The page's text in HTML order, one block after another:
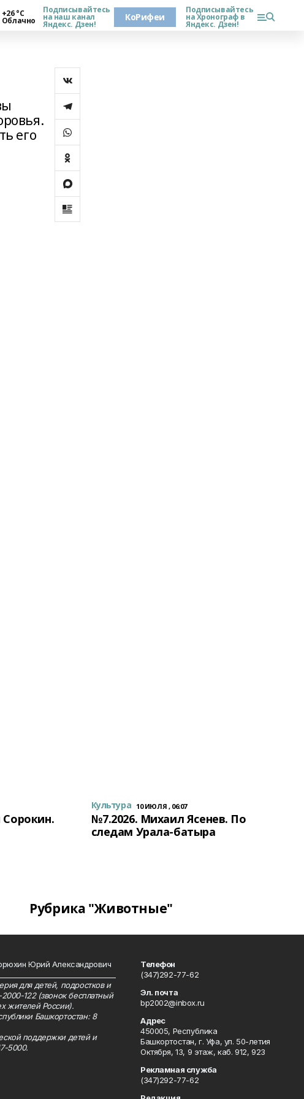
+26 °С
Облачно
Подписывайтесь
на наш канал
Яндекс. Дзен!
КоРифеи
Подписывайтесь
на Хронограф в
Яндекс. Дзен!
его
Сорокин.
Культура 10 ИЮЛЯ , 06:07
№7.2026. Михаил Ясенев. По
следам Урала-батыра
Рубрика "Животные"
Юрий Александрович
для детей, подростков и
122 (звонок бесплатный
жителей России).
Башкортостан: 8
поддержки детей и
5000.
Телефон
(347)292-77-62
Эл. почта
bp2002@inbox.ru
Адрес
450005, Республика
Башкортостан, г. Уфа, ул. 50-летия
Октября, 13, 9 этаж, каб. 912, 923
Рекламная служба
(347)292-77-62